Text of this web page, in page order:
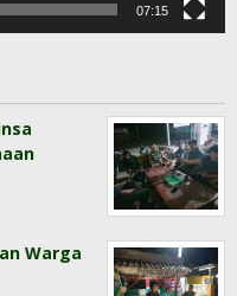
07:15
Warga